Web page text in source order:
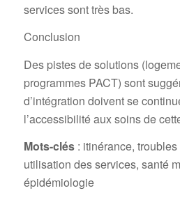
services sont très bas.
Conclusion
Des pistes de solutions
programmes PACT) sont
d’intégration doivent se
l’accessibilité aux soins de
Mots-clés: itinérance, troubles
utilisation des services, santé
épidémiologie